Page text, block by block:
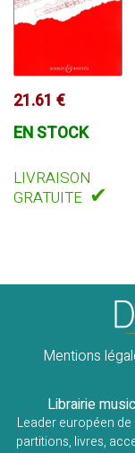
21.61 €
EN STOCK
LIVRAISON
GRATUITE ✔
Mentions
Librairie
Leader européen
partitions, livres,